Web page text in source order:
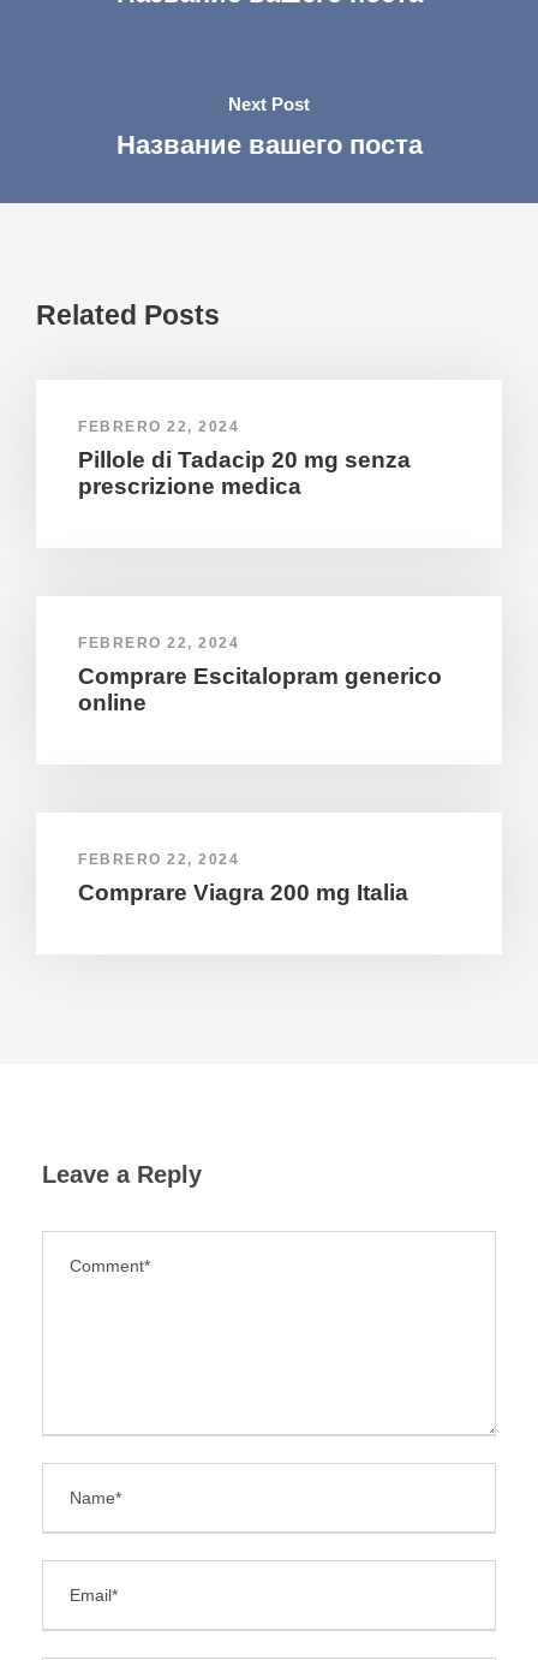
Next Post
Название вашего поста
Related Posts
FEBRERO 22, 2024
Pillole di Tadacip 20 mg senza
prescrizione medica
FEBRERO 22, 2024
Comprare Escitalopram generico
online
FEBRERO 22, 2024
Comprare Viagra 200 mg Italia
Leave a Reply